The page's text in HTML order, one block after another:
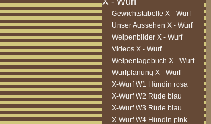
Gewichtstabelle X - Wurf
Unser Aussehen X - Wurf
Welpenbilder X - Wurf
Videos X - Wurf
Welpentagebuch X - Wurf
Wurfplanung X - Wurf
X-Wurf W1 Hündin rosa
X-Wurf W2 Rüde blau
X-Wurf W3 Rüde blau
X-Wurf W4 Hündin pink